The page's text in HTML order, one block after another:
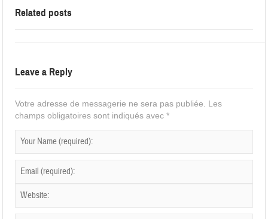
Related posts
Leave a Reply
Votre adresse de messagerie ne sera pas publiée.
Les
champs obligatoires sont indiqués avec*